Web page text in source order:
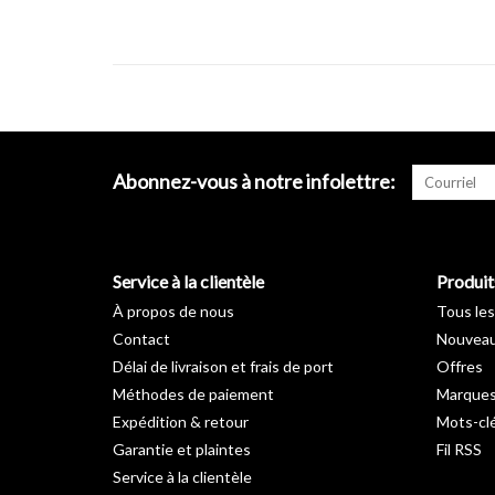
Abonnez-vous à notre infolettre:
Service à la clientèle
À propos de nous
Contact
Délai de livraison et frais de port
Méthodes de paiement
Expédition & retour
Garantie et plaintes
Service à la clientèle
Tous
Offres
Mots-
Fil RSS